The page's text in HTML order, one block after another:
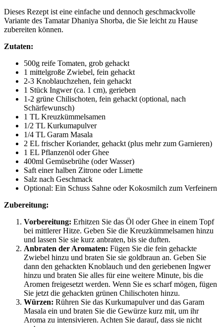
Dieses Rezept ist eine einfache und dennoch geschmackvolle
Variante des Tamatar Dhaniya Shorba, die Sie leicht zu Hause
zubereiten können.
Zutaten:
500g reife Tomaten, grob gehackt
1 mittelgroße Zwiebel, fein gehackt
2-3 Knoblauchzehen, fein gehackt
1 Stück Ingwer (ca. 1 cm), gerieben
1-2 grüne Chilischoten, fein gehackt (optional, nach
Schärfewunsch)
1 TL Kreuzkümmelsamen
1/2 TL Kurkumapulver
1/4 TL Garam Masala
2 EL frischer Koriander, gehackt (plus mehr zum Garnieren)
1 EL Pflanzenöl oder Ghee
400ml Gemüsebrühe (oder Wasser)
Saft einer halben Zitrone oder Limette
Salz nach Geschmack
Optional: Ein Schuss Sahne oder Kokosmilch zum Verfeinern
Zubereitung:
Vorbereitung: Erhitzen Sie das Öl oder Ghee in einem Topf
bei mittlerer Hitze. Geben Sie die Kreuzkümmelsamen hinzu
und lassen Sie sie kurz anbraten, bis sie duften.
Anbraten der Aromaten: Fügen Sie die fein gehackte
Zwiebel hinzu und braten Sie sie goldbraun an. Geben Sie
dann den gehackten Knoblauch und den geriebenen Ingwer
hinzu und braten Sie alles für eine weitere Minute, bis die
Aromen freigesetzt werden. Wenn Sie es scharf mögen, fügen
Sie jetzt die gehackten grünen Chilischoten hinzu.
Würzen: Rühren Sie das Kurkumapulver und das Garam
Masala ein und braten Sie die Gewürze kurz mit, um ihr
Aroma zu intensivieren. Achten Sie darauf, dass sie nicht